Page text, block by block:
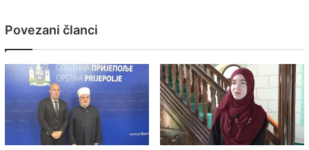
Povezani članci